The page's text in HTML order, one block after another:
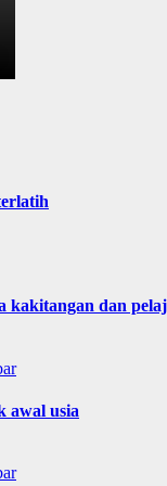
kakitangan dan
awal usia